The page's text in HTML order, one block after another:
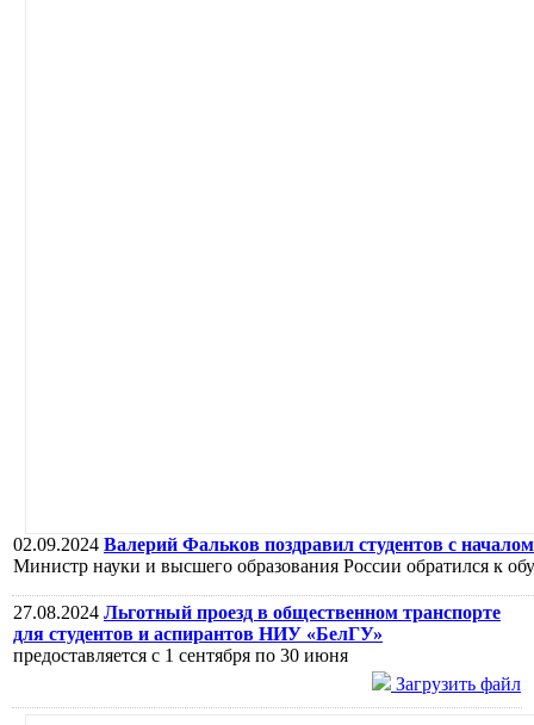
02.09.2024 Валерий Фальков поздравил студентов с началом
Министр науки и высшего образования России обратился к
27.08.2024 Льготный проезд в общественном транспорте
для студентов и аспирантов НИУ «БелГУ»
предоставляется с 1 сентября по 30 июня
Загрузить файл